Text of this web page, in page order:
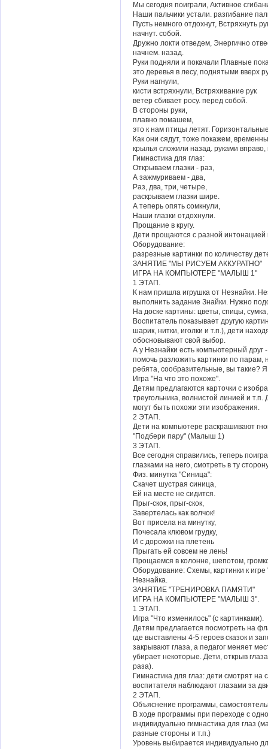
Мы сегодня поиграли, Активное
Наши пальчики устали. разгибание
Пусть немного отдохнут, Встряхнуть
начнут. собой.
Дружно локти отведем, Энергично
начнем. назад.
Руки подняли и покачали Плавные
это деревья в лесу, поднятыми вверх
Руки нагнули,
кисти встряхнули, Встряхивание рук
ветер сбивает росу. перед собой.
В стороны руки,
плавно помашем,
это к нам птицы летят.
Как они сядут, тоже покажем,
крылья сложили назад. руками вправо,
Гимнастика для глаз:
Открываем глазки - раз,
А зажмуриваем - два,
Раз, два, три, четыре,
раскрываем глазки шире.
А теперь опять сомкнули,
Наши глазки отдохнули.
Прощание в кругу.
Дети прощаются с разной интонацией
Оборудование:
разрезные картинки по количеству
ЗАНЯТИЕ "МЫ РИСУЕМ АККУРАТНО"
ИГРА НА КОМПЬЮТЕРЕ "МАЛЫШ 1"
1 ЭТАП.
К нам пришла игрушка от Незнайки.
выполнить задание Знайки. Нужно
На доске картины: цветы, спицы,
Воспитатель показывает другую
шарик, нитки, иголки и т.п.), дети
обосновывают свой выбор.
А у Незнайки есть компьютерный друг
помочь разложить картинки по парам,
ребята, сообразительные, вы такие?
Игра "На что это похоже".
Детям предлагаются карточки с
треугольника, волнистой линией и
могут быть похожи эти изображения.
2 ЭТАП.
Дети на компьютере раскрашивают
"Подбери пару" (Малыш 1)
3 ЭТАП.
Все сегодня справились, теперь
глазками на него, смотреть в ту
Физ. минутка "Синица":
Скачет шустрая синица,
Ей на месте не сидится.
Прыг-скок, прыг-скок,
Завертелась как волчок!
Вот присела на минутку,
Почесала клювом грудку,
И с дорожки на плетень
Прыгать ей совсем не лень!
Прощаемся в колонне, шепотом,
Оборудование: Схемы, картинки к
Незнайка.
ЗАНЯТИЕ "ТРЕНИРОВКА ПАМЯТИ"
ИГРА НА КОМПЬЮТЕРЕ "МАЛЫШ 3".
1 ЭТАП.
Игра "Что изменилось" (с картинками).
Детям предлагается посмотреть на
где выставлены 4-5 героев сказок и
закрывают глаза, а педагог меняет
убирает некоторые. Дети, открыв
раза).
Гимнастика для глаз: дети смотрят на
воспитателя наблюдают глазами за
2 ЭТАП.
Объяснение программы,
В ходе программы при переходе с
индивидуально гимнастика для глаз
разные стороны и т.п.)
Уровень выбирается индивидуально